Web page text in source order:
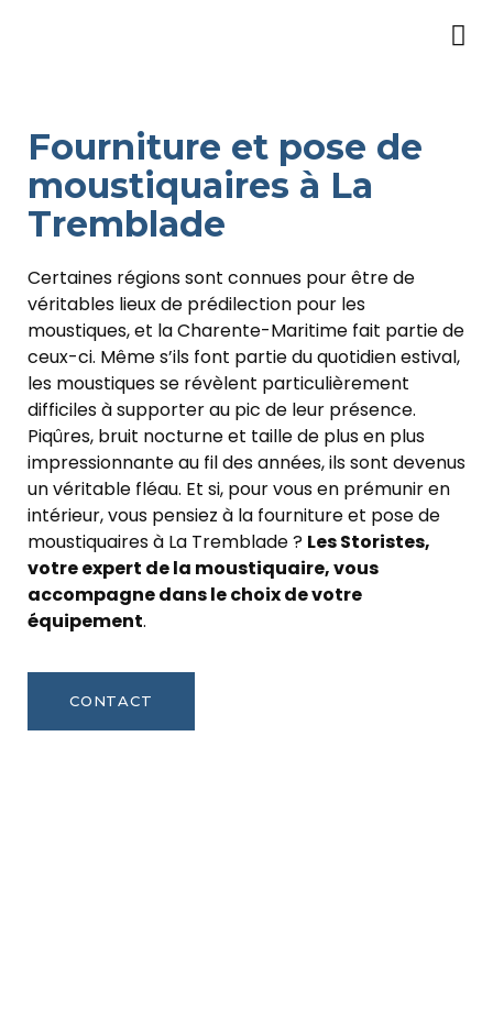
Fourniture et pose de
moustiquaires à La
Tremblade
Certaines régions sont connues pour être de
véritables lieux de prédilection pour les
moustiques, et la Charente-Maritime fait partie de
ceux-ci. Même s’ils font partie du quotidien estival,
les moustiques se révèlent particulièrement
difficiles à supporter au pic de leur présence.
Piqûres, bruit nocturne et taille de plus en plus
impressionnante au fil des années, ils sont devenus
un véritable fléau. Et si, pour vous en prémunir en
intérieur, vous pensiez à la fourniture et pose de
moustiquaires à La Tremblade ? Les Storistes,
votre expert de la moustiquaire, vous
accompagne dans le choix de votre
équipement.
CONTACT